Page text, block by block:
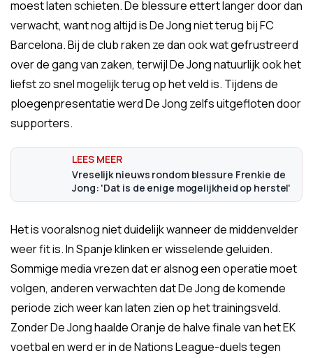
moest laten schieten. De blessure ettert langer door dan
verwacht, want nog altijd is De Jong niet terug bij FC
Barcelona. Bij de club raken ze dan ook wat gefrustreerd
over de gang van zaken, terwijl De Jong natuurlijk ook het
liefst zo snel mogelijk terug op het veld is. Tijdens de
ploegenpresentatie werd De Jong zelfs uitgefloten door
supporters.
Vreselijk nieuws rondom blessure Frenkie de
Jong: 'Dat is de enige mogelijkheid op herstel'
Het is vooralsnog niet duidelijk wanneer de middenvelder
weer fit is. In Spanje klinken er wisselende geluiden.
Sommige media vrezen dat er alsnog een operatie moet
volgen, anderen verwachten dat De Jong de komende
periode zich weer kan laten zien op het trainingsveld.
Zonder De Jong haalde Oranje de halve finale van het EK
voetbal en werd er in de Nations League-duels tegen